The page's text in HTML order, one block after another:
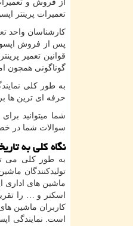
از فروش و
تعمیرات پرینتر
کارشناسان واحد
پس از فروش
قوانین تعمیر
گوناگونی همچون
به طور کلی
حرفه ای ترین ها
شما میتوانید
سوالات شما در
نگاه کلی به
به طور کلی می
تولیدکنندگان
ماشین های اداری
اسکنر و … را
کاربران ماشین
است. نمایندگی